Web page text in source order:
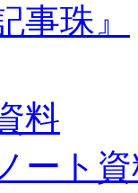
事珠』
料
ート